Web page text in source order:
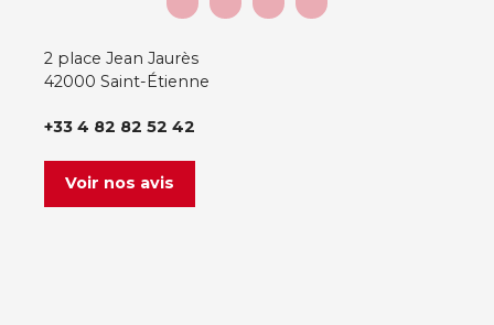
2 place Jean Jaurès
42000 Saint-Étienne
+33 4 82 82 52 42
Voir nos avis